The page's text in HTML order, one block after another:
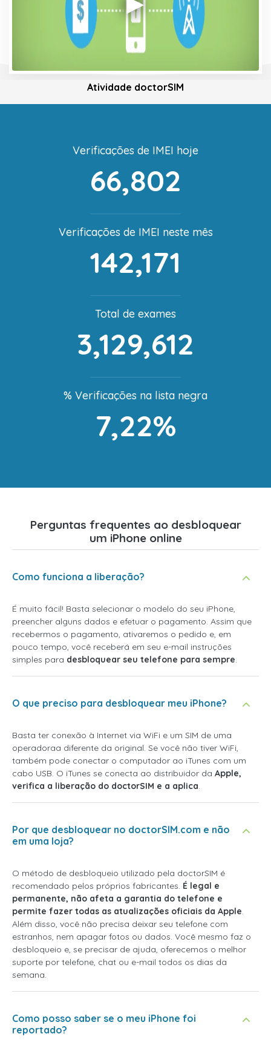
Atividade doctorSIM
Verificações de IMEI hoje
66,802
Verificações de IMEI neste mês
142,171
Total de exames
3,129,612
% Verificações na lista negra
7,22%
Perguntas frequentes ao desbloquear
um iPhone online
Como funciona a liberação?
É muito fácil! Basta selecionar o modelo do seu iPhone,
preencher alguns dados e efetuar o pagamento. Assim que
recebermos o pagamento, ativaremos o pedido e, em
pouco tempo, você receberá em seu e-mail instruções
simples para desbloquear seu telefone para sempre.
O que preciso para desbloquear meu iPhone?
Basta ter conexão à Internet via WiFi e um SIM de uma
operadoraa diferente da original. Se você não tiver WiFi,
também pode conectar o computador ao iTunes com um
cabo USB. O iTunes se conecta ao distribuidor da Apple,
verifica a liberação do doctorSIM e a aplica.
Por que desbloquear no doctorSIM.com e não
em uma loja?
O método de desbloqueio utilizado pela doctorSIM é
recomendado pelos próprios fabricantes. É legal e
permanente, não afeta a garantia do telefone e
permite fazer todas as atualizações oficiais da Apple.
Além disso, você não precisa deixar seu telefone com
estranhos, nem apagar fotos ou dados. Você mesmo faz o
desbloqueio e, se precisar de ajuda, oferecemos o melhor
suporte por telefone, chat ou e-mail todos os dias da
semana.
Como posso saber se o meu iPhone foi
reportado?